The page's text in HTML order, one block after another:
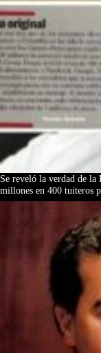
Se reveló la verdad de la
millones en 400 tuiteros